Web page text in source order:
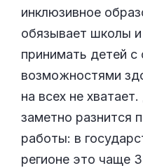
инклюзивное
обязывает школы
принимать детей с
возможностями
на всех не
заметно разнится
работы: в
регионе это чаще